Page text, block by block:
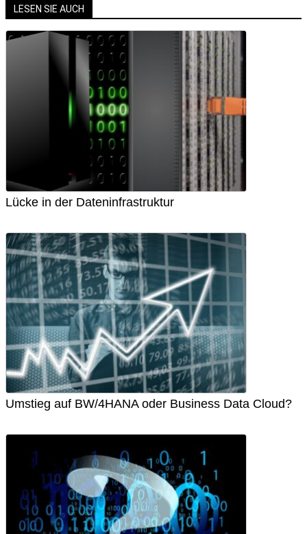
LESEN SIE AUCH
Lücke in der Dateninfrastruktur
Umstieg auf BW/4HANA oder Business Data Cloud?